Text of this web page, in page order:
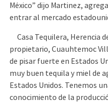
México” dijo Martinez,
entrar al mercado
Casa Tequilera, Herencia
propietario, Cuauhtemoc
de pisar fuerte en Estados
muy buen tequila y miel de
Estados Unidos. Tenemos
conocimiento de la